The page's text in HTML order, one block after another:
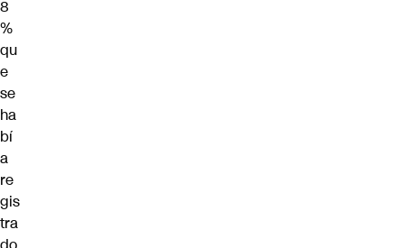
8
%
qu
e
se
ha
bí
a
re
gis
tra